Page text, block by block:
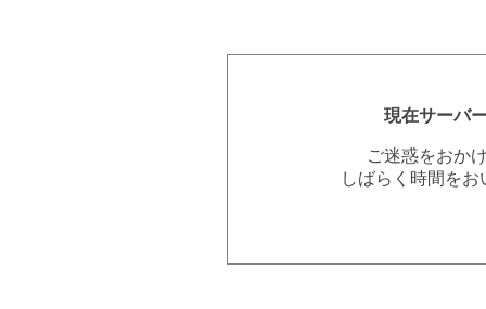
現在サーバ
ご迷惑をおか
しばらく時間を